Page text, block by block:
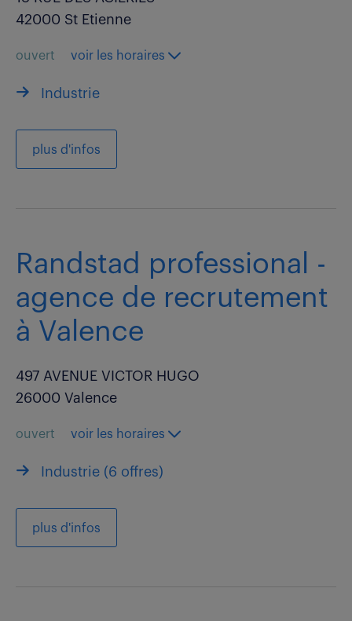
42000 St Etienne
ouvert voir les horaires
Industrie
plus d'infos
Randstad professional -
agence de recrutement
à Valence
497 AVENUE VICTOR HUGO
26000 Valence
ouvert voir les horaires
Industrie (6 offres)
plus d'infos